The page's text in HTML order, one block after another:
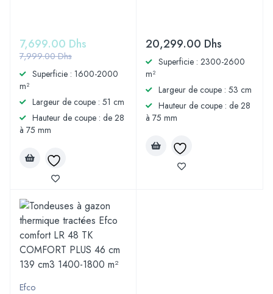
7,999.00Dhs
7,699.00 Dhs
Superficie : 1600-2000
m²
Largeur de coupe : 51 cm
Hauteur de coupe : de 28
à 75 mm
20,299.00 Dhs
Superficie : 2300-2600
m²
Largeur de coupe : 53 cm
Hauteur de coupe : de 28
à 75 mm
Efco